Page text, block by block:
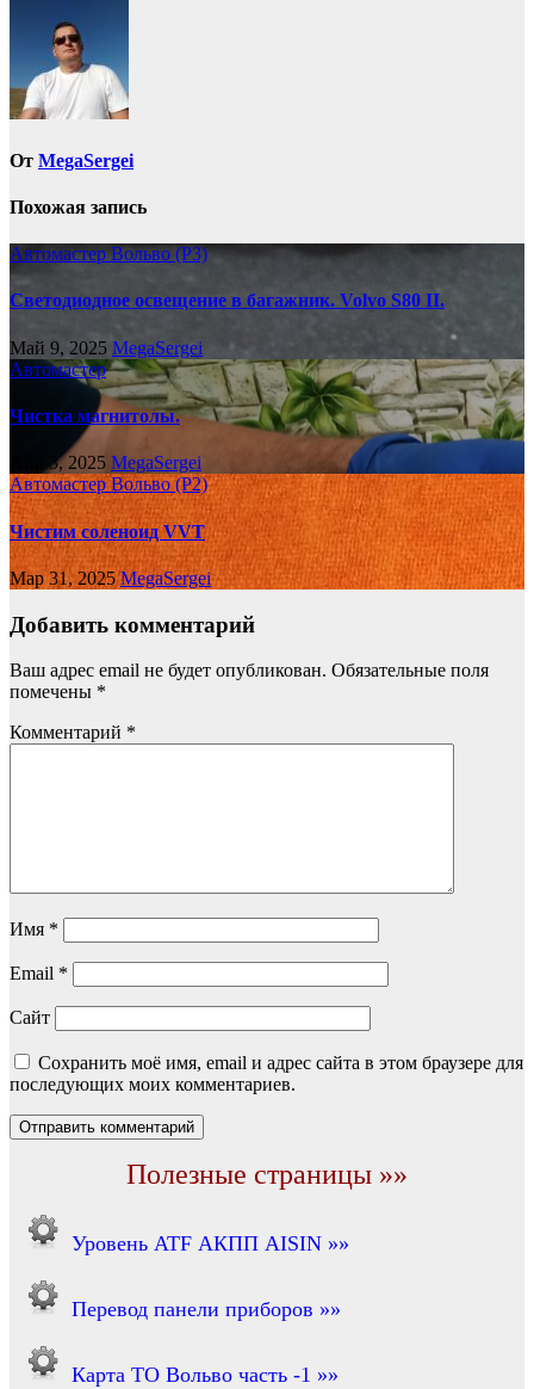
записям
От MegaSergei
Похожая запись
АвтомастерВольво (P3)
Светодиодное освещение в багажник. Volvo S80 II.
Май 9, 2025 MegaSergei
Автомастер
Чистка магнитолы.
Апр 3, 2025 MegaSergei
АвтомастерВольво (P2)
Чистим соленоид VVT
Мар 31, 2025MegaSergei
Добавить комментарий
Ваш адрес email не будет опубликован. Обязательные поля
помечены *
Комментарий *
Имя *
Email *
Сайт
Сохранить моё имя, email и адрес сайта в этом браузере для
последующих моих комментариев.
Полезные страницы »»
Уровень ATF АКПП AISIN »»
Перевод панели приборов »»
Карта ТО Вольво часть -1 »»